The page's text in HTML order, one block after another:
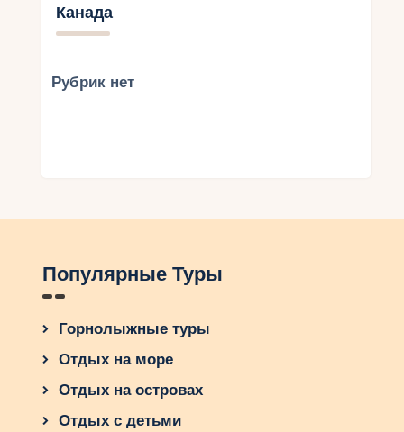
Канада
Рубрик нет
Популярные Туры
Горнолыжные туры
Отдых на море
Отдых на островах
Отдых с детьми